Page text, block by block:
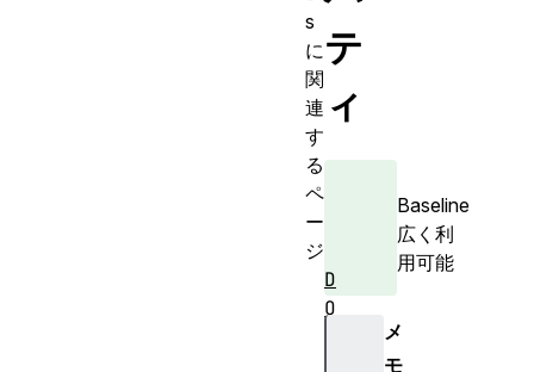
テ
ィ
Baseline
広く利
用可能
メ
モ
s
に
関
連
す
る
ペ
ー
ジ
D
O